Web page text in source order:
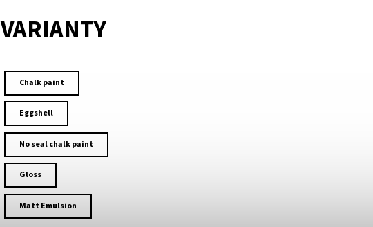
VARIANTY
Chalk paint
Eggshell
No seal chalk paint
Gloss
Matt Emulsion